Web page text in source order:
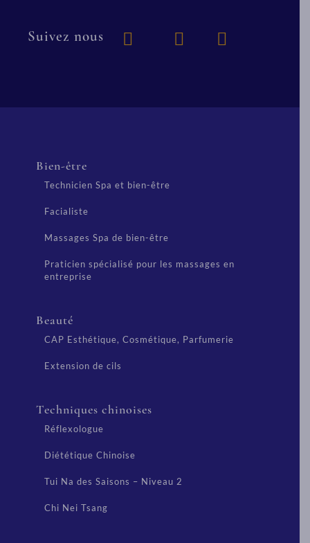
Suivez nous
Bien-être
Technicien Spa et bien-être
Facialiste
Massages Spa de bien-être
Praticien spécialisé pour les massages en
entreprise
Beauté
CAP Esthétique, Cosmétique, Parfumerie
Extension de cils
Techniques chinoises
Réflexologue
Diététique Chinoise
Tui Na des Saisons – Niveau 2
Chi Nei Tsang